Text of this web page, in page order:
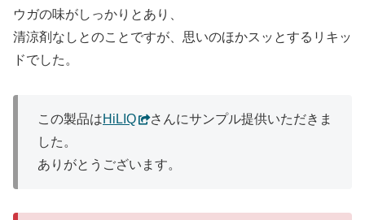
ウガの味がしっかりとあり、
清涼剤なしとのことですが、思いのほかスッとするリキッ
ドでした。
この製品はHiLIQ
さんにサンプル提供いただきま
した。
ありがとうございます。